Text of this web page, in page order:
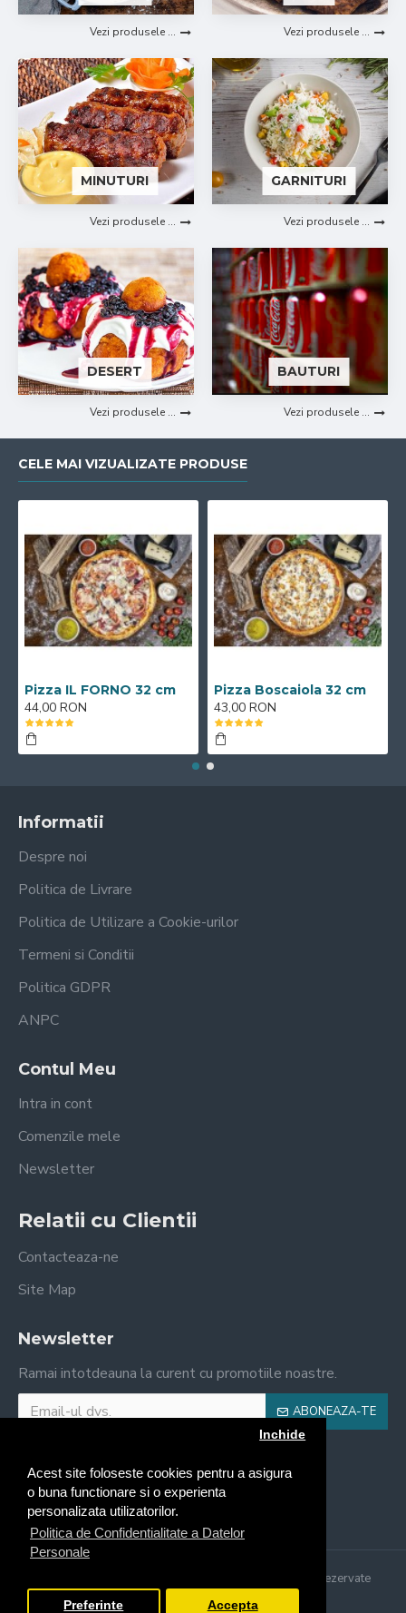
Acest site foloseste cookies pentru a asigura
o buna functionare si o experienta
personalizata utilizatorilor.
Politica de Confidentialitate a Datelor
Personale
Inchide
Preferinte Accepta
Vezi produsele ... Vezi produsele ...
MINUTURI
Vezi produsele ...
GARNITURI
Vezi produsele ...
DESERT
Vezi produsele ...
BAUTURI
Vezi produsele ...
CELE MAI VIZUALIZATE PRODUSE
Pizza IL FORNO 32 cm
44,00 RON
Pizza Boscaiola 32 cm
43,00 RON
Informatii
Despre noi
Politica de Livrare
Politica de Utilizare a Cookie-urilor
Termeni si Conditii
Politica GDPR
ANPC
Contul Meu
Intra in cont
Comenzile mele
Newsletter
Relatii cu Clientii
Contacteaza-ne
Site Map
Newsletter
Ramai intotdeauna la curent cu promotiile noastre.
ABONEAZA-TE
Copyright © 2021, Il Forno Craiova, Toate drepturile rezervate
Made with ♥ by Online Marketing Solutions